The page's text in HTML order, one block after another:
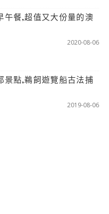
午餐,超值又大份量的澳
2020-08-06
景點,鵜飼遊覽船古法捕
2019-08-06